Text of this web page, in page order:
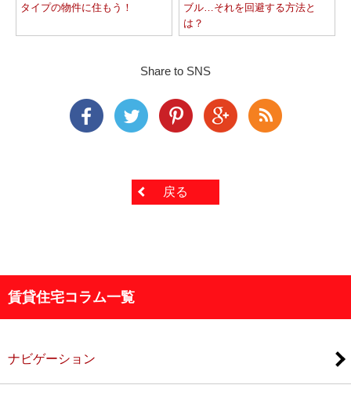
タイプの物件に住もう！
ブル…それを回避する方法と
は？
Share to SNS
戻る
賃貸住宅コラム一覧
ナビゲーション